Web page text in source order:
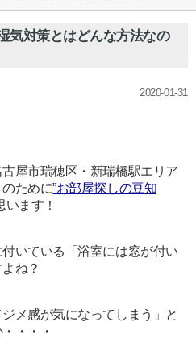
気対策とはどんな方法なの
2020-01-31
古屋市瑞穂区・新瑞橋駅エリア
ために”お部屋探しの豆知
ます！
いている「浴室には窓が付い
ね？
メ感が気になってしまう」と
・・・